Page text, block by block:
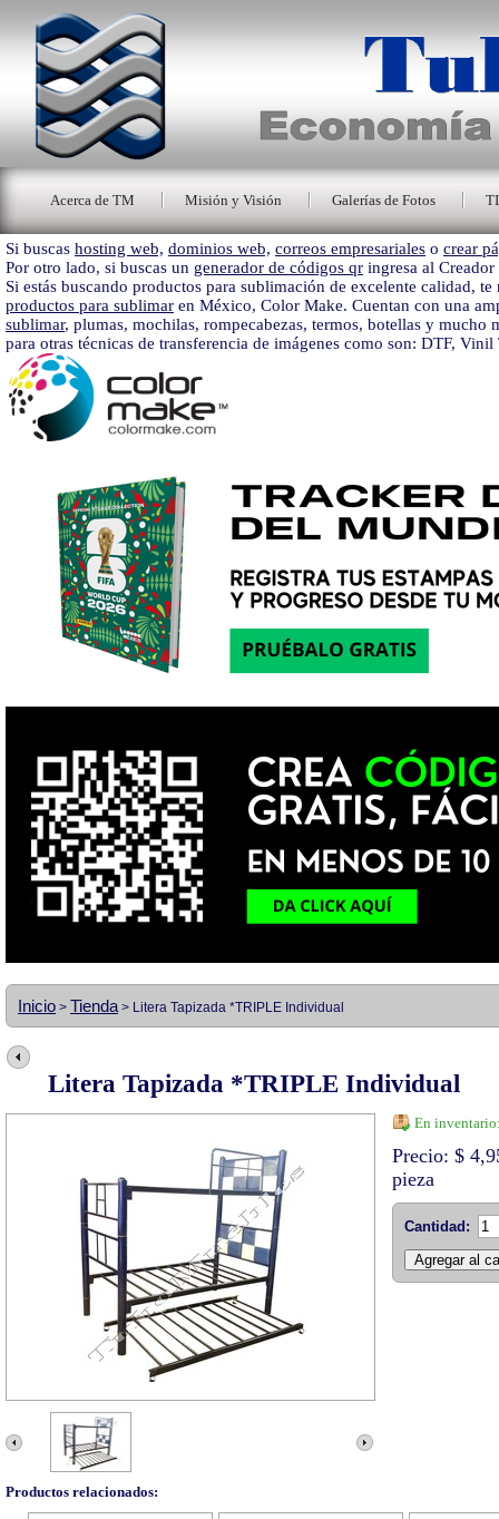
Acerca de TM Misión y Visión Galerías de Fotos
Si buscas hosting web, dominios web, correos empresariales o crear
Por otro lado, si buscas un generador de códigos qr ingresa al
Si estás buscando productos para sublimación de excelente calidad,
productos para sublimar en México, Color Make. Cuentan con una
sublimar, plumas, mochilas, rompecabezas, termos, botellas y mucho
para otras técnicas de transferencia de imágenes como son: DTF,
Inicio > Tienda > Litera Tapizada *TRIPLE Individual
Litera Tapizada *TRIPLE Individual
En
Precio: $
pieza
Cantidad:
Productos relacionados: